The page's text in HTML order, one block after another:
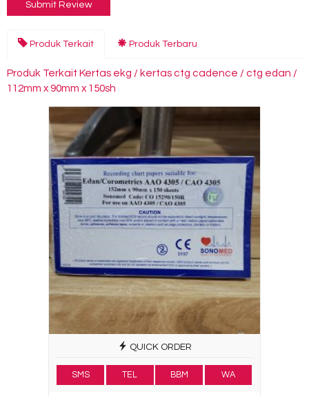
Produk Terkait Produk Terbaru
Produk Terkait Kertas ekg / kertas ctg cadence / ctg edan /
112mm x 90mm x 150sh
QUICK ORDER
SMS TEL BBM WA